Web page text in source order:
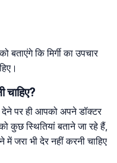
बताएंगे कि मिर्गी का उपचार
चाहिए?
देने पर ही आपको अपने डॉक्टर
कुछ स्थितियां बताने जा रहे हैं,
जरा भी देर नहीं करनी चाहिए